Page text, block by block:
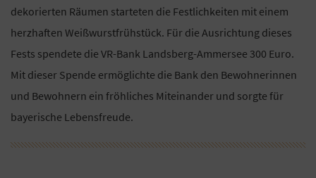
dekorierten Räumen starteten die Festlichkeiten mit einem
herzhaften Weißwurstfrühstück. Für die Ausrichtung dieses
Fests spendete die VR-Bank Landsberg-Ammersee 300 Euro.
Mit dieser Spende ermöglichte die Bank den Bewohnerinnen
und Bewohnern ein fröhliches Miteinander und sorgte für
bayerische Lebensfreude.